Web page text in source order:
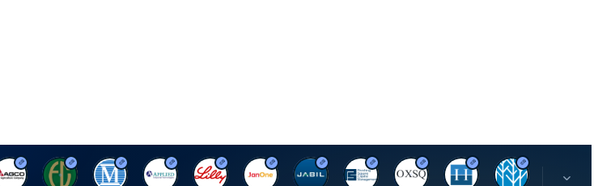
A F M A E J J P O H H U